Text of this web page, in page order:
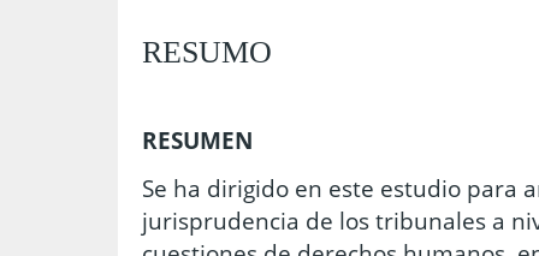
RESUMO
RESUMEN
Se ha dirigido en este estudio para
jurisprudencia de los tribunales a